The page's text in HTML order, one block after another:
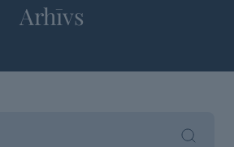
Arhīvs